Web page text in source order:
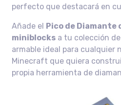
perfecto que destacará en
Añade el Pico de Diamante
miniblocks a tu colección de
armable ideal para cualquier
Minecraft que quiera
propia herramienta de